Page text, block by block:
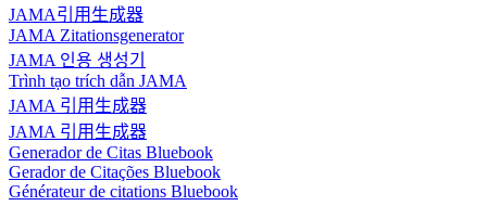
JAMA引用生成器
JAMA Zitationsgenerator
JAMA 인용 생성기
Trình tạo trích dẫn JAMA
JAMA 引用生成器
JAMA 引用生成器
Generador de Citas Bluebook
Gerador de Citações Bluebook
Générateur de citations Bluebook